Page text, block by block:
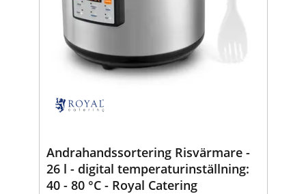
Andrahandssortering Risvärmare -
26 l - digital temperaturinställning:
40 - 80 °C - Royal Catering